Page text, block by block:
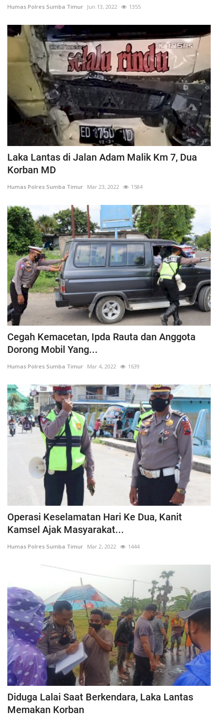
Humas Polres Sumba Timur Jun 13, 2022 1355
Laka Lantas di Jalan Adam Malik Km 7, Dua
Korban MD
Humas Polres Sumba Timur Mar 23, 2022 1584
Cegah Kemacetan, Ipda Rauta dan Anggota
Dorong Mobil Yang...
Humas Polres Sumba Timur Mar 4, 2022 1639
Operasi Keselamatan Hari Ke Dua, Kanit
Kamsel Ajak Masyarakat...
Humas Polres Sumba Timur Mar 2, 2022 1444
Diduga Lalai Saat Berkendara, Laka Lantas
Memakan Korban